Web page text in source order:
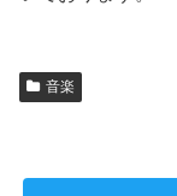
音楽